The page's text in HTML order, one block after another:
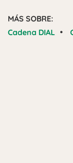
MÁS SOBRE:
Cadena DIAL •